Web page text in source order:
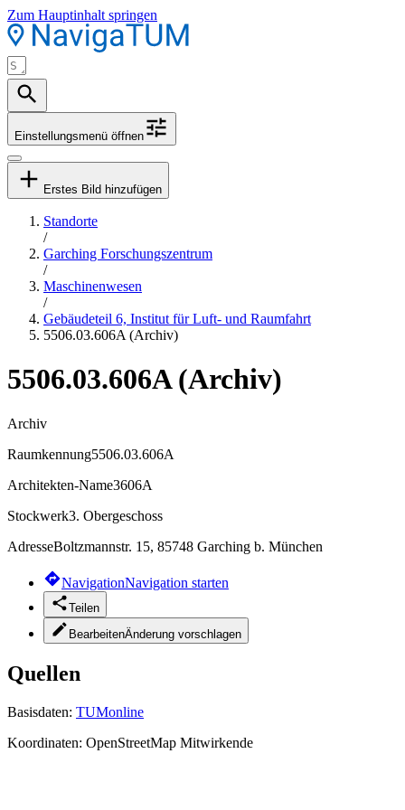
Zum Hauptinhalt springen
Einstellungsmenü öffnen
Erstes Bild hinzufügen
Standorte
/
Garching Forschungszentrum
/
Maschinenwesen
/
Gebäudeteil 6, Institut für Luft- und Raumfahrt
5506.03.606A (Archiv)
5506.03.606A (Archiv)
Archiv
Raumkennung5506.03.606A
Architekten-Name3606A
Stockwerk3. Obergeschoss
AdresseBoltzmannstr. 15, 85748 Garching b. München
NavigationNavigation starten
Teilen
BearbeitenÄnderung vorschlagen
Quellen
Basisdaten: TUMonline
Koordinaten: OpenStreetMap Mitwirkende